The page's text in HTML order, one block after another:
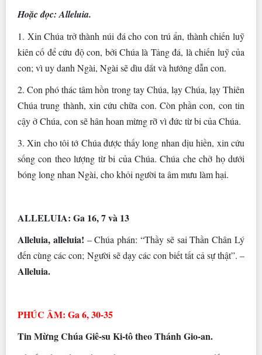
Hoặc đọc: Alleluia.
1. Xin Chúa trở thành núi đá cho con trú ẩn, thành chiến luỹ
kiên cố để cứu độ con, bởi Chúa là Tảng đá, là chiến luỹ của
con; vì uy danh Ngài, Ngài sẽ dìu dắt và hướng dẫn con.
2. Con phó thác tâm hồn trong tay Chúa, lạy Chúa, lạy Thiên
Chúa trung thành, xin cứu chữa con. Còn phần con, con tin
cậy ở Chúa, con sẽ hân hoan mừng rỡ vì đức từ bi của Chúa.
3. Xin cho tôi tớ Chúa được thấy long nhan dịu hiền, xin cứu
sống con theo lượng từ bi của Chúa. Chúa che chở họ dưới
bóng long nhan Ngài, cho khỏi người ta âm mưu làm hại.
ALLELUIA: Ga 16, 7 và 13
Alleluia, alleluia! – Chúa phán: “Thầy sẽ sai Thần Chân Lý
đến cùng các con; Người sẽ dạy các con biết tất cả sự thật”. –
Alleluia.
PHÚC ÂM: Ga 6, 30-35
Tin Mừng Chúa Giê-su Ki-tô theo Thánh Gio-an.